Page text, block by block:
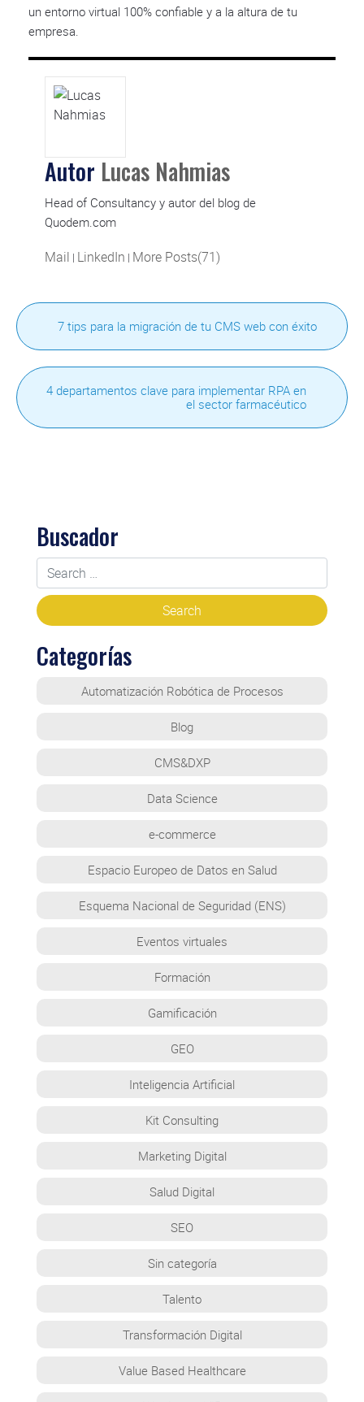
un entorno virtual 100% confiable y a la altura de tu
empresa.
Autor Lucas Nahmias
Head of Consultancy y autor del blog de
Quodem.com
Mail | LinkedIn | More Posts(71)
7 tips para la migración de tu CMS web con éxito
4 departamentos clave para implementar RPA en
el sector farmacéutico
Buscador
Categorías
Automatización Robótica de Procesos
Blog
CMS&DXP
Data Science
e-commerce
Espacio Europeo de Datos en Salud
Esquema Nacional de Seguridad (ENS)
Eventos virtuales
Formación
Gamificación
GEO
Inteligencia Artificial
Kit Consulting
Marketing Digital
Salud Digital
SEO
Sin categoría
Talento
Transformación Digital
Value Based Healthcare